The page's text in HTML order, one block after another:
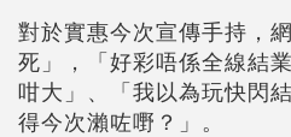
對於實惠今次宣傳手持，
死」，「好彩唔係全線結
咁大」、「我以為玩快閃
得今次瀨咗嘢？」。